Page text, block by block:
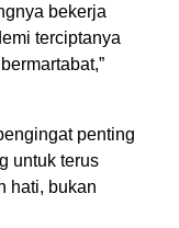
bekerja
terciptanya
penting
untuk terus
hati, bukan